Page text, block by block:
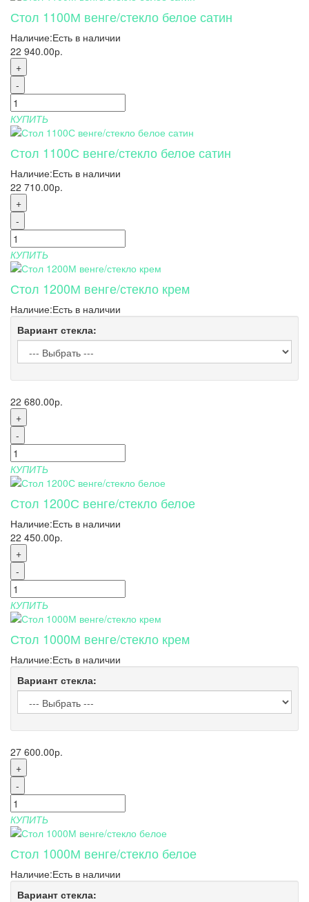
Стол 1100М венге/стекло белое сатин
Наличие:Есть в наличии
22 940.00р.
+
-
КУПИТЬ
Стол 1100С венге/стекло белое сатин
Наличие:Есть в наличии
22 710.00р.
+
-
КУПИТЬ
Стол 1200М венге/стекло крем
Наличие:Есть в наличии
Вариант стекла:
22 680.00р.
+
-
КУПИТЬ
Стол 1200С венге/стекло белое
Наличие:Есть в наличии
22 450.00р.
+
-
КУПИТЬ
Стол 1000М венге/стекло крем
Наличие:Есть в наличии
Вариант стекла:
27 600.00р.
+
-
КУПИТЬ
Стол 1000М венге/стекло белое
Наличие:Есть в наличии
Вариант стекла: